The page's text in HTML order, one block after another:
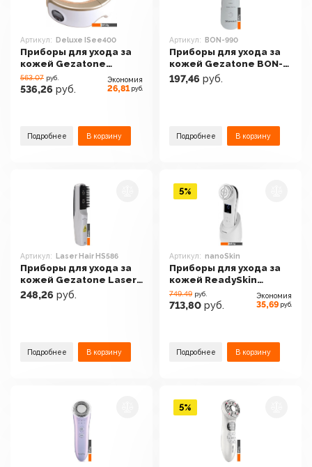
Артикул: Deluxe ISee400
Приборы для ухода за
кожей Gezatone
Deluxe ISee400
563.07 руб.
536,26 руб.
Экономия
26,81 руб.
Подробнее В корзину
Артикул: BON-990
Приборы для ухода за
кожей Gezatone BON-
990
197,46 руб.
Подробнее В корзину
Артикул: Laser Hair HS586
Приборы для ухода за
кожей Gezatone Laser
Hair HS586
248,26 руб.
Подробнее В корзину
Артикул: nanoSkin
Приборы для ухода за
кожей ReadySkin
nanoSkin
749.49 руб.
713,80 руб.
Экономия
35,69 руб.
Подробнее В корзину
5%
5%